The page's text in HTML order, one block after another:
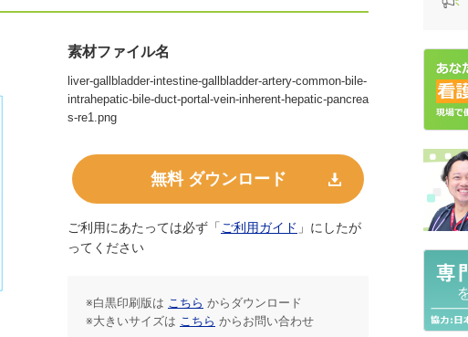
素材ファイル名
liver-gallbladder-intestine-gallbladder-artery-common-bile-
intrahepatic-bile-duct-portal-vein-inherent-hepatic-pancrea
s-re1.png
無料 ダウンロード
ご利用にあたっては必ず「 ご利用ガイド 」にしたが
ってください
※白黒印刷版は こちら からダウンロード
※大きいサイズは こちら からお問い合わせ